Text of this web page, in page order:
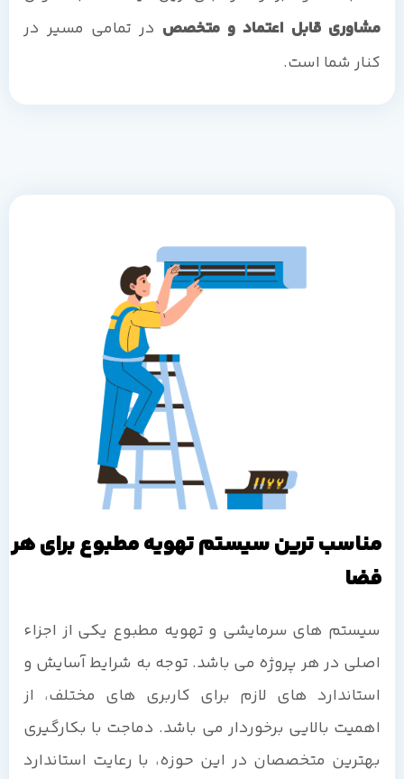
مشاوری قابل اعتماد و متخصص در تمامی مسیر در
کنار شما است.
مناسب ترین سیستم تهویه مطبوع برای هر
فضا
سیستم های سرمایشی و تهویه مطبوع یکی از اجزاء
اصلی در هر پروژه می باشد. توجه به شرایط آسایش و
استاندارد های لازم برای کاربری های مختلف، از
اهمیت بالایی برخوردار می باشد. دماجت با بکارگیری
بهترین متخصصان در این حوزه، با رعایت استاندارد